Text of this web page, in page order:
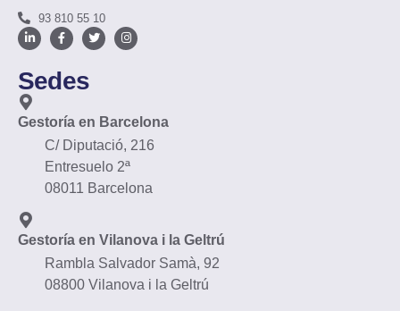
93 810 55 10
Sedes
Gestoría en Barcelona
C/ Diputació, 216
Entresuelo 2ª
08011 Barcelona
Gestoría en Vilanova i la Geltrú
Rambla Salvador Samà, 92
08800 Vilanova i la Geltrú